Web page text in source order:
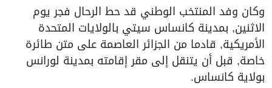
وكان وفد المنتخب الوطني قد حط الرحال فجر يوم
الاثنين, بمدينة كانساس سيتي بالولايات المتحدة
الأمريكية, قادما من الجزائر العاصمة على متن طائرة
خاصة, قبل أن يتنقل إلى مقر إقامته بمدينة لورانس
بولاية كانساس.